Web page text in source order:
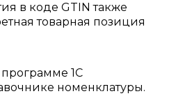
в коде GTIN также
товарная позиция
1С
номенклатуры.